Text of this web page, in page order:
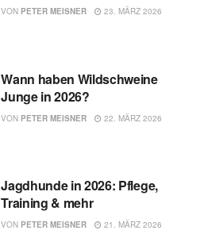
VON PETER MEISNER 23. MÄRZ 2026
Wann haben Wildschweine
Junge in 2026?
VON PETER MEISNER 22. MÄRZ 2026
Jagdhunde in 2026: Pflege,
Training & mehr
VON PETER MEISNER 21. MÄRZ 2026